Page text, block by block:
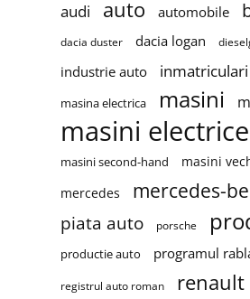
audi auto automobile
dacia duster dacia logan
industrie auto
masina electrica masini
masini electrice
masini second-hand masini
mercedes
mercedes-
piata auto porsche
productie auto programul
registrul auto roman renault